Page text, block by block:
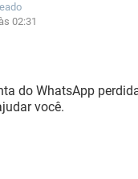
02:31
do WhatsApp
você.